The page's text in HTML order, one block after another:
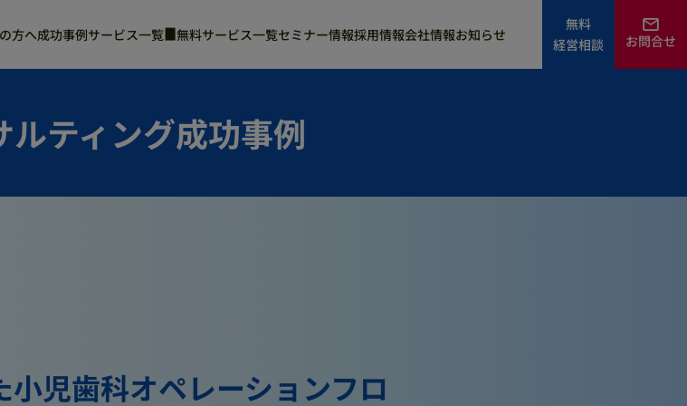
方へ成功事例サービス一覧
マネジメントコンサル
生成AIコンサル
無料サービス一覧セミナー情報採用情報会社情報お知らせ
無料
経営相談
お問合せ
ルティング成功事例